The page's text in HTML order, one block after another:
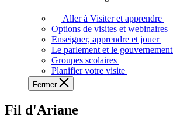
voir,
apprendre
et
à
à
Aller à Visiter et apprendre
Options de visites et webinaires
Enseigner, apprendre et jouer
Le parlement et le gouvernement
Groupes scolaires
Planifier votre visite
Fermer
Fil d'Ariane